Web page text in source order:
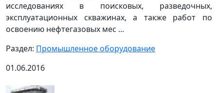
исследованиях в поисковых, разведочных,
эксплуатационных скважинах, а также работ по
освоению нефтегазовых мес ...
Раздел: Промышленное оборудование
01.06.2016